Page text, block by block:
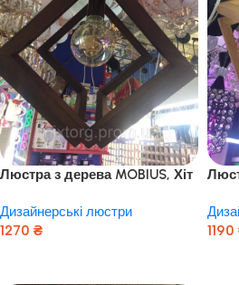
Люстра з дерева MOBIUS, Хіт
Дизайнерські люстри
1270 ₴
1190